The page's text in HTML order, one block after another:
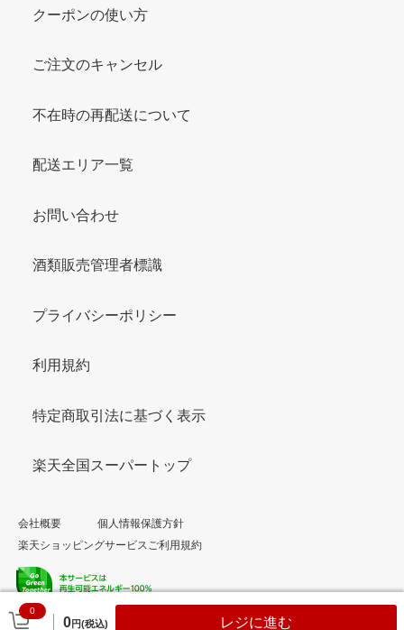
0
0円(税込) レジに進む
クーポンの使い方
ご注文のキャンセル
不在時の再配送について
配送エリア一覧
お問い合わせ
酒類販売管理者標識
プライバシーポリシー
利用規約
特定商取引法に基づく表示
楽天全国スーパートップ
会社概要
個人情報保護方針
楽天ショッピングサービスご利用規約
© Rakuten Group, Inc.